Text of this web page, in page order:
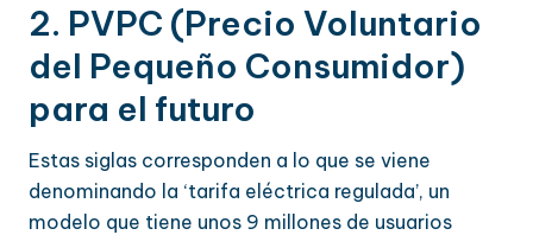
2. PVPC (Precio Voluntario
del Pequeño Consumidor)
para el futuro
Estas siglas corresponden a lo que se viene
denominando la ‘tarifa eléctrica regulada’, un
modelo que tiene unos 9 millones de usuarios